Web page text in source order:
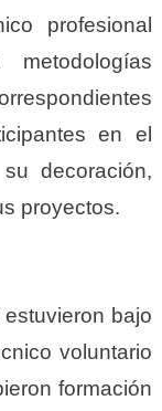
profesional
en el
decoración,
proyectos.
bajo
voluntario
formación